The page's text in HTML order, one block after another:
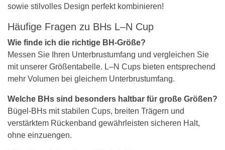
sowie stilvolles Design perfekt kombinieren!
Häufige Fragen zu BHs L–N Cup
Wie finde ich die richtige BH-Größe?
Messen Sie Ihren Unterbrustumfang und vergleichen Sie
mit unserer Größentabelle. L–N Cups bieten entsprechend
mehr Volumen bei gleichem Unterbrustumfang.
Welche BHs sind besonders haltbar für große Größen?
Bügel-BHs mit stabilen Cups, breiten Trägern und
verstärktem Rückenband gewährleisten sicheren Halt,
ohne einzuengen.